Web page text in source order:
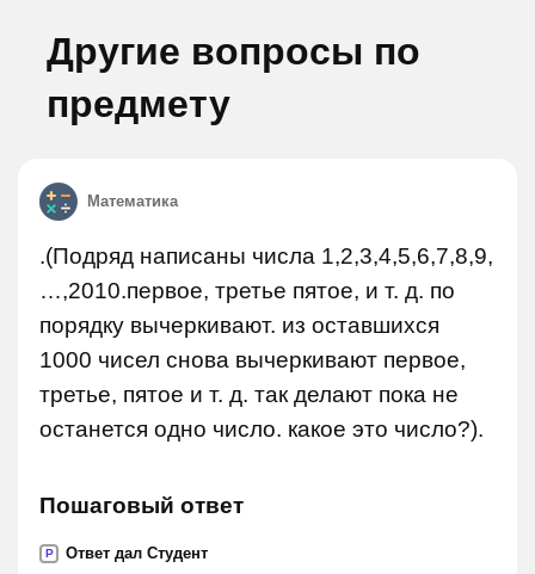
Другие вопросы по
предмету
Математика
.(Подряд написаны числа 1,2,3,4,5,6,7,8,9,
…,2010.первое, третье пятое, и т. д. по
порядку вычеркивают. из оставшихся
1000 чисел снова вычеркивают первое,
третье, пятое и т. д. так делают пока не
останется одно число. какое это число?).
Пошаговый ответ
P Ответ дал Студент